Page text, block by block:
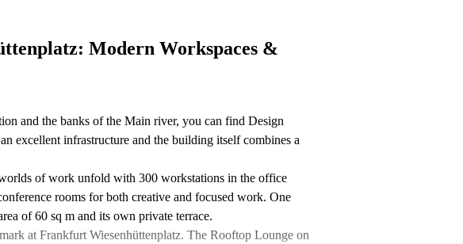
Modern Workspaces &
and the banks of the Main river, you can find Design
excellent infrastructure and the building itself combines a
of work unfold with 300 workstations in the office
rooms for both creative and focused work. One
of 60 sq m and its own private terrace.
at Frankfurt Wiesenhüttenplatz. The Rooftop Lounge on